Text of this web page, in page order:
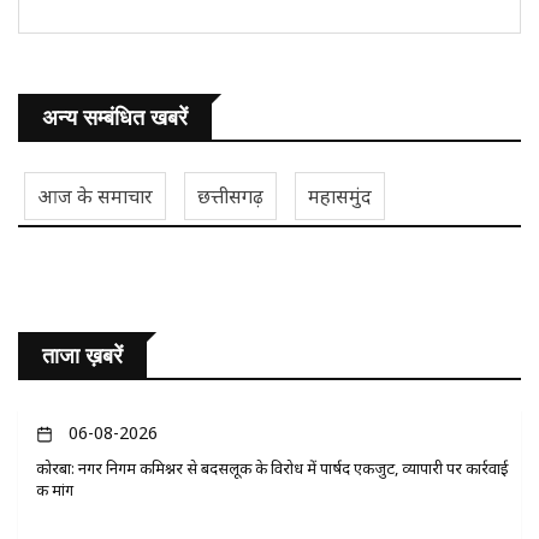
अन्य सम्बंधित खबरें
आज के समाचार छत्तीसगढ़ महासमुंद
ताजा ख़बरें
06-08-2026
कोरबा: नगर निगम कमिश्नर से बदसलूकी के विरोध में पार्षद एकजुट, व्यापारी पर कार्रवाई
की मांग